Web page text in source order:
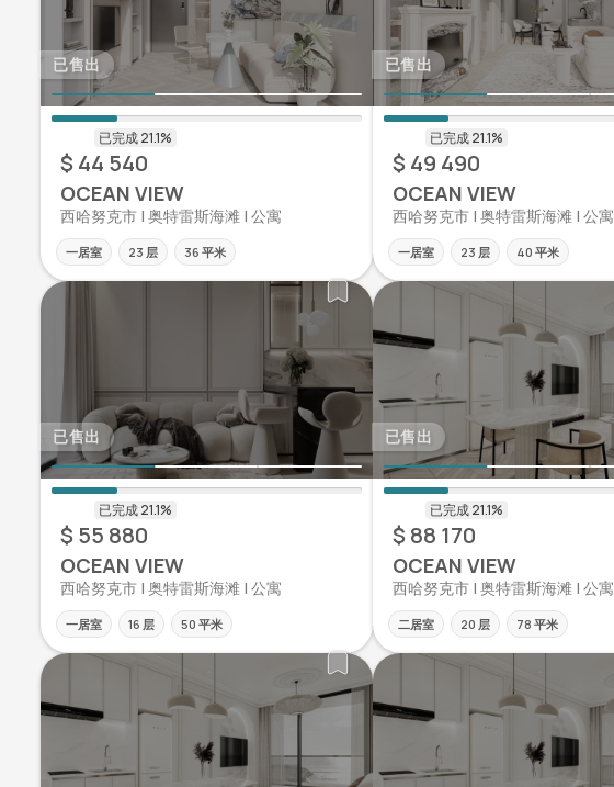
已售出
$ 44 540
OCEAN VIEW
西哈努克市 | 奥特雷斯海滩 | 公寓
一居室 23 层 36 平米
已售出
$ 49 490
OCEAN VIEW
西哈努克市 | 奥特雷斯海滩 | 公寓
一居室 23 层 40 平米
已售出
$ 55 880
OCEAN VIEW
西哈努克市 | 奥特雷斯海滩 | 公寓
一居室 16 层 50 平米
已售出
$ 88 170
OCEAN VIEW
西哈努克市 | 奥特雷斯海滩 | 公寓
二居室 20 层 78 平米